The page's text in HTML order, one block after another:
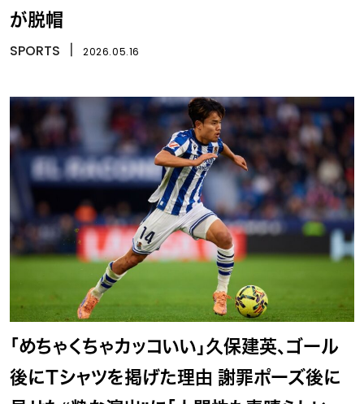
が脱帽
SPORTS 2026.05.16
「めちゃくちゃカッコいい」久保建英、ゴール
後にＴシャツを掲げた理由 謝罪ポーズ後に